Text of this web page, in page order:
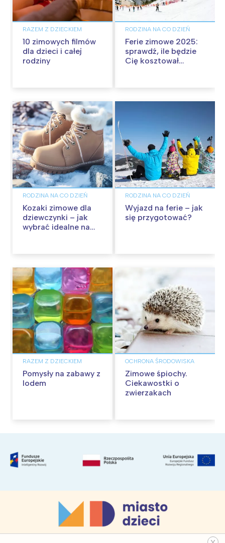
RAZEM Z DZIECKIEM
10 zimowych filmów
dla dzieci i całej
rodziny
RODZINA NA CO DZIEŃ
Ferie zimowe 2025:
sprawdź, ile będzie
Cię kosztował
RODZINA NA CO DZIEŃ
Kozaki zimowe dla
dziewczynki – jak
wybrać idealne na
RODZINA NA CO DZIEŃ
Wyjazd na ferie – jak
się przygotować?
RAZEM Z DZIECKIEM
Pomysły na zabawy z
lodem
OCHRONA ŚRODOWISKA
Zimowe śpiochy.
Ciekawostki o
zwierzakach